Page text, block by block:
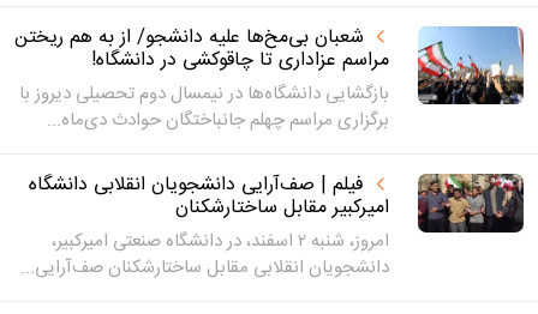
شعبان بی‌مخ‌ها علیه دانشجو/ از به هم ریختن
مراسم عزاداری تا چاقوکشی در دانشگاه!
بازگشایی دانشگاه‌ها در نیمسال دوم تحصیلی دیروز با
برگزاری مراسم چهلم جانباختگان حوادث دی‌ماه...
فیلم | صف‌آرایی دانشجویان انقلابی دانشگاه
امیرکبیر مقابل ساختارشکنان
امروز، شنبه ۲ اسفند، در دانشگاه صنعتی امیرکبیر،
دانشجویان انقلابی مقابل ساختارشکنان صف‌آرایی...